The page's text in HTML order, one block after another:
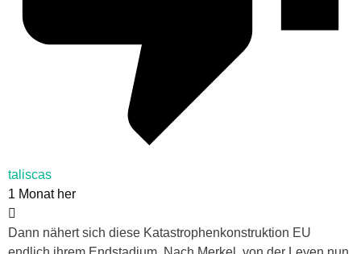
taliscas
1 Monat her
Dann nähert sich diese Katastrophenkonstruktion EU